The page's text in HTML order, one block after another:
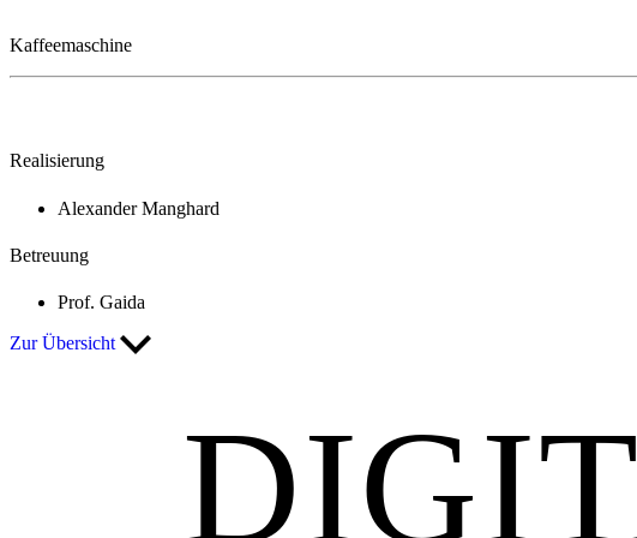
Kaffeemaschine
Realisierung
Alexander Manghard
Betreuung
Prof. Gaida
Zur Übersicht